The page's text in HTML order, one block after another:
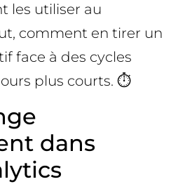
les utiliser au
comment en tirer un
face à des cycles
plus courts. ⏱️
dans